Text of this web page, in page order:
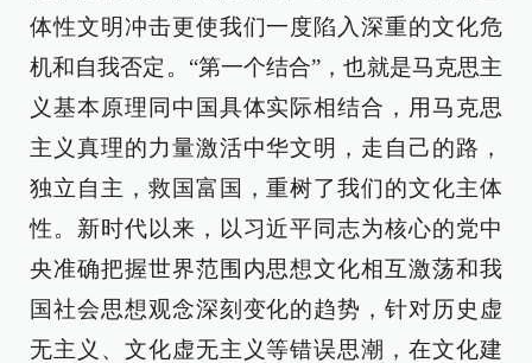
体性文明冲击更使我们一度陷入深重的文化危
机和自我否定。“第一个结合”，也就是马克思主
义基本原理同中国具体实际相结合，用马克思
主义真理的力量激活中华文明，走自己的路，
独立自主，救国富国，重树了我们的文化主体
性。新时代以来，以习近平同志为核心的党中
央准确把握世界范围内思想文化相互激荡和我
国社会思想观念深刻变化的趋势，针对历史虚
无主义、文化虚无主义等错误思潮，在文化建